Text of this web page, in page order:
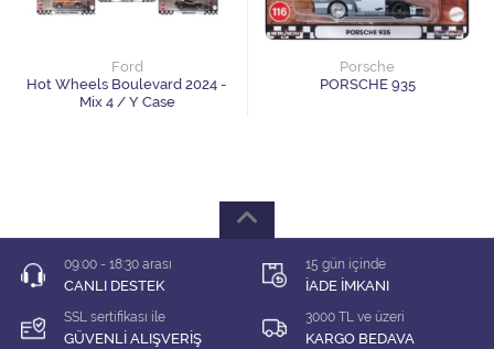
1/64 Matchbox
1/64 Tarmac
1/64 Time Micro
Ford
Hot Wheels Boulevard 2024 -
Mix 4 / Y Case
Porsche
PORSCHE 935
09:00 - 18:30 arası
CANLI DESTEK
15 gün içinde
İADE İMKANI
SSL sertifikası ile
GÜVENLİ ALIŞVERİŞ
3000 TL ve üzeri
KARGO BEDAVA